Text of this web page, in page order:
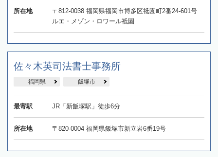
所在地
〒812-0038 福岡県福岡市博多区祗園町2番24-601号
ルエ・メゾン・ロワール祗園
佐々木英司法書士事務所
福岡県 飯塚市
最寄駅 JR「新飯塚駅」徒歩6分
所在地 〒820-0004 福岡県飯塚市新立岩6番19号